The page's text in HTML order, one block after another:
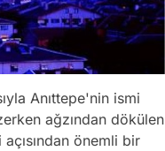
Anıttepe'nin ismi
ağzından dökülen
önemli bir